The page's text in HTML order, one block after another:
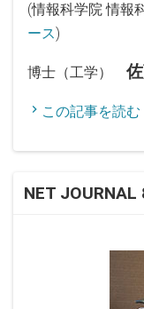
(情報科学院 情
ース)
博士（工学）
この記事を読む
NET JOURNAL